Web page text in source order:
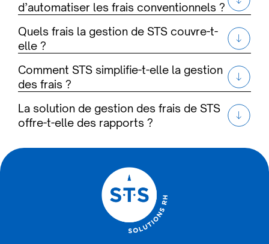
d’automatiser les frais conventionnels ?
Quels frais la gestion de STS couvre-t-
elle ?
Comment STS simplifie-t-elle la gestion
des frais ?
La solution de gestion des frais de STS
offre-t-elle des rapports ?